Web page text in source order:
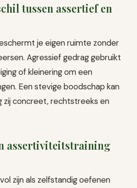
tussen assertief en
je eigen ruimte zonder
Agressief gedrag gebruikt
of kleinering om een
Een stevige boodschap kan
zij concreet, rechtstreeks en
assertiviteitstraining
zijn als zelfstandig oefenen